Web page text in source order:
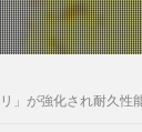
」が強化され耐